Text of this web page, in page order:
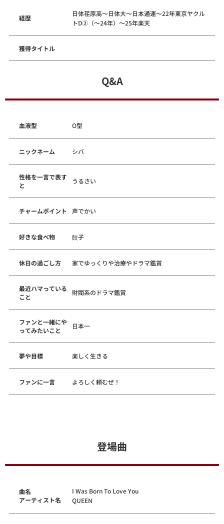
経歴
日体荏原高～日体大～日本通運～22年東京ヤクル
トD③（～24年）～25年楽天
獲得タイトル
Q&A
血液型 O型
ニックネーム シバ
性格を一言で表す
と
うるさい
チャームポイント 声でかい
好きな食べ物 餃子
休日の過ごし方 家でゆっくりや治療やドラマ鑑賞
最近ハマっている
こと
財閥系のドラマ鑑賞
ファンと一緒にや
ってみたいこと
日本一
夢や目標 楽しく生きる
ファンに一言 よろしく頼むぜ！
登場曲
曲名
アーティスト名
I Was Born To Love You
QUEEN